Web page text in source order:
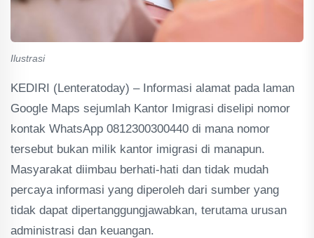
Ilustrasi
KEDIRI (Lenteratoday) – Informasi alamat pada laman
Google Maps sejumlah Kantor Imigrasi diselipi nomor
kontak WhatsApp 0812300300440 di mana nomor
tersebut bukan milik kantor imigrasi di manapun.
Masyarakat diimbau berhati-hati dan tidak mudah
percaya informasi yang diperoleh dari sumber yang
tidak dapat dipertanggungjawabkan, terutama urusan
administrasi dan keuangan.